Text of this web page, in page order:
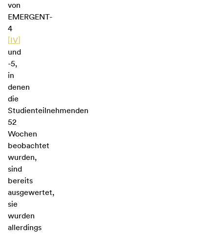
von
EMERGENT-
4
[IV]
und
-5,
in
denen
die
Studienteilnehmenden
52
Wochen
beobachtet
wurden,
sind
bereits
ausgewertet,
sie
wurden
allerdings